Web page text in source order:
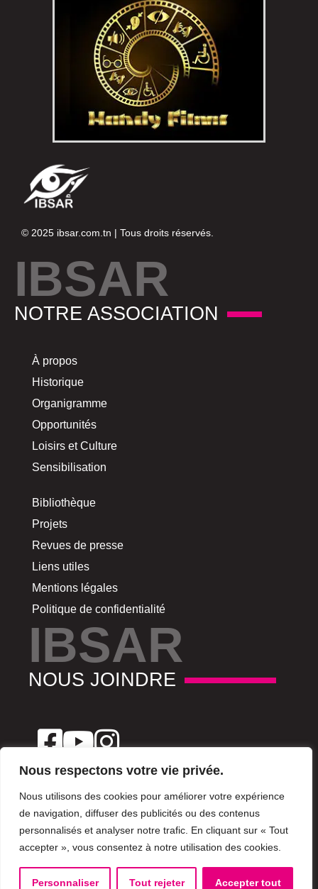
Nous respectons votre vie privée.
Nous utilisons des cookies pour améliorer votre expérience
de navigation, diffuser des publicités ou des contenus
personnalisés et analyser notre trafic. En cliquant sur « Tout
accepter », vous consentez à notre utilisation des cookies.
Personnaliser Tout rejeter Accepter tout
© 2025 ibsar.com.tn | Tous droits réservés.
IBSAR
NOTRE ASSOCIATION
À propos
Historique
Organigramme
Opportunités
Loisirs et Culture
Sensibilisation
Bibliothèque
Projets
Revues de presse
Liens utiles
Mentions légales
Politique de confidentialité
IBSAR
NOUS JOINDRE
(+216) 29 180 780
10 rue de Hollande 1000 Tunis, Tunisie